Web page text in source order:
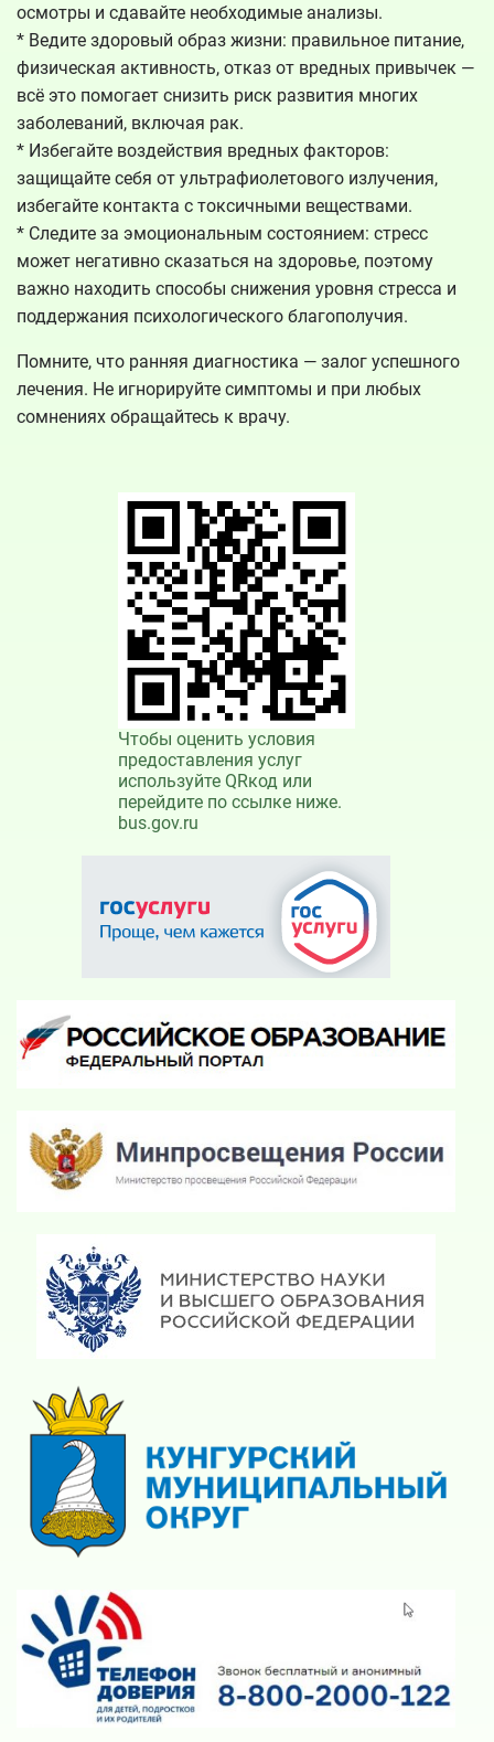
осмотры и сдавайте необходимые анализы.
* Ведите здоровый образ жизни: правильное питание,
физическая активность, отказ от вредных привычек —
всё это помогает снизить риск развития многих
заболеваний, включая рак.
* Избегайте воздействия вредных факторов:
защищайте себя от ультрафиолетового излучения,
избегайте контакта с токсичными веществами.
* Следите за эмоциональным состоянием: стресс
может негативно сказаться на здоровье, поэтому
важно находить способы снижения уровня стресса и
поддержания психологического благополучия.
Помните, что ранняя диагностика — залог успешного
лечения. Не игнорируйте симптомы и при любых
сомнениях обращайтесь к врачу.
Чтобы оценить условия
предоставления услуг
используйте QRкод или
перейдите по ссылке ниже.
bus.gov.ru